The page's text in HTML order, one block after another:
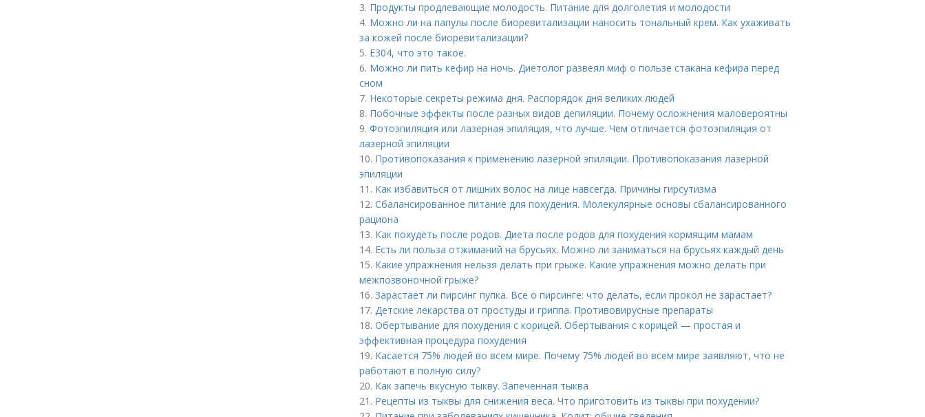
3. Продукты продлевающие молодость. Питание для долголетия и молодости
4. Можно ли на папулы после биоревитализации наносить тональный крем. Как ухаживать
за кожей после биоревитализации?
5. Е304, что это такое.
6. Можно ли пить кефир на ночь. Диетолог развеял миф о пользе стакана кефира перед
сном
7. Некоторые секреты режима дня. Распорядок дня великих людей
8. Побочные эффекты после разных видов депиляции. Почему осложнения маловероятны
9. Фотоэпиляция или лазерная эпиляция, что лучше. Чем отличается фотоэпиляция от
лазерной эпиляции
10. Противопоказания к применению лазерной эпиляции. Противопоказания лазерной
эпиляции
11. Как избавиться от лишних волос на лице навсегда. Причины гирсутизма
12. Сбалансированное питание для похудения. Молекулярные основы сбалансированного
рациона
13. Как похудеть после родов. Диета после родов для похудения кормящим мамам
14. Есть ли польза отжиманий на брусьях. Можно ли заниматься на брусьях каждый день
15. Какие упражнения нельзя делать при грыже. Какие упражнения можно делать при
межпозвоночной грыже?
16. Зарастает ли пирсинг пупка. Все о пирсинге: что делать, если прокол не зарастает?
17. Детские лекарства от простуды и гриппа. Противовирусные препараты
18. Обертывание для похудения с корицей. Обертывания с корицей — простая и
эффективная процедура похудения
19. Касается 75% людей во всем мире. Почему 75% людей во всем мире заявляют, что не
работают в полную силу?
20. Как запечь вкусную тыкву. Запеченная тыква
21. Рецепты из тыквы для снижения веса. Что приготовить из тыквы при похудении?